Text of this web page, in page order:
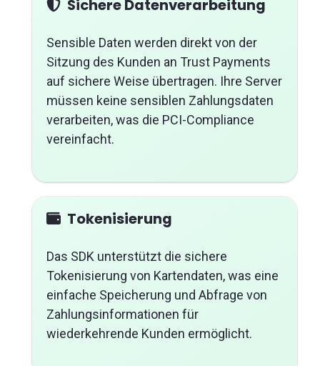
Sichere Datenverarbeitung
Sensible Daten werden direkt von der
Sitzung des Kunden an Trust Payments
auf sichere Weise übertragen. Ihre Server
müssen keine sensiblen Zahlungsdaten
verarbeiten, was die PCI-Compliance
vereinfacht.
Tokenisierung
Das SDK unterstützt die sichere
Tokenisierung von Kartendaten, was eine
einfache Speicherung und Abfrage von
Zahlungsinformationen für
wiederkehrende Kunden ermöglicht.